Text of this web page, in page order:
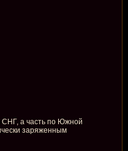
СНГ, а часть по Южной
заряженным